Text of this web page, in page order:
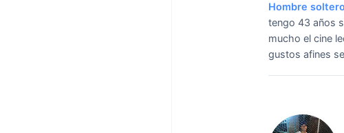
Hombre soltero
tengo 43 años
mucho el cine
gustos afines